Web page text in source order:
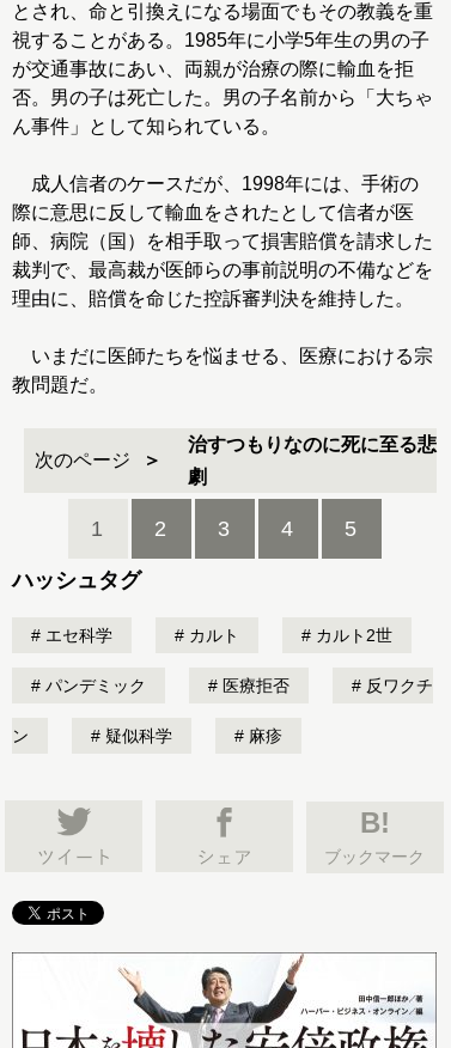
とされ、命と引換えになる場面でもその教義を重
視することがある。1985年に小学5年生の男の子
が交通事故にあい、両親が治療の際に輸血を拒
否。男の子は死亡した。男の子名前から「大ちゃ
ん事件」として知られている。
成人信者のケースだが、1998年には、手術の
際に意思に反して輸血をされたとして信者が医
師、病院（国）を相手取って損害賠償を請求した
裁判で、最高裁が医師らの事前説明の不備などを
理由に、賠償を命じた控訴審判決を維持した。
いまだに医師たちを悩ませる、医療における宗
教問題だ。
次のページ
治すつもりなのに死に至る悲
劇
1 2 3 4 5
ハッシュタグ
エセ科学 カルト カルト2世
パンデミック 医療拒否 反ワクチ
ン 疑似科学 麻疹
B!
ブックマーク